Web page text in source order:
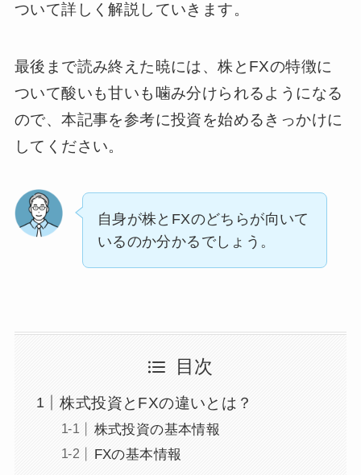
ついて詳しく解説していきます。
最後まで読み終えた暁には、株とFXの特徴に
ついて酸いも甘いも噛み分けられるようになる
ので、本記事を参考に投資を始めるきっかけに
してください。
自身が株とFXのどちらが向いて
いるのか分かるでしょう。
目次
株式投資とFXの違いとは？
株式投資の基本情報
FXの基本情報